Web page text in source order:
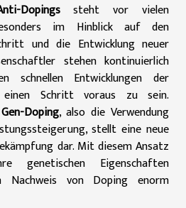
Dopingssteht vor vielen
im Hinblick auf den
und die Entwicklung neuer
stehen kontinuierlich
schnellen Entwicklungen der
einen Schritt voraus zu sein.
Gen-Doping, also die Verwendung
stellt eine neue
dar. Mit diesem Ansatz
genetischen Eigenschaften
Nachweis von Doping enorm